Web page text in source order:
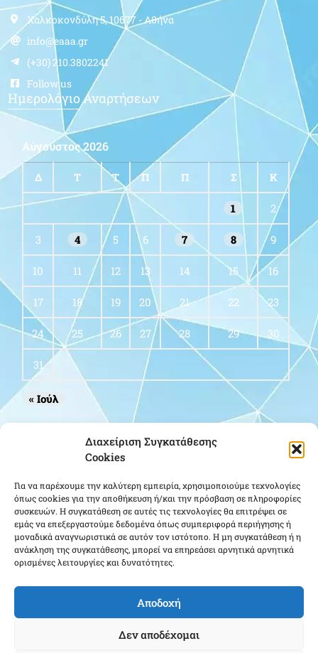
Διαχείριση Συγκατάθεσης
Cookies
Για να παρέχουμε την καλύτερη εμπειρία, χρησιμοποιούμε τεχνολογίες
όπως cookies για την αποθήκευση ή/και την πρόσβαση σε πληροφορίες
συσκευών. Η συγκατάθεση σε αυτές τις τεχνολογίες θα επιτρέψει σε
εμάς να επεξεργαστούμε δεδομένα όπως συμπεριφορά περιήγησης ή
μοναδικά αναγνωριστικά σε αυτόν τον ιστότοπο. Η μη συγκατάθεση ή η
ανάκληση της συγκατάθεσης, μπορεί να επηρεάσει αρνητικά αρνητικά
ορισμένες λειτουργίες και δυνατότητες.
Αποδοχή
Δεν αποδέχομαι
Χαλκοκονδύλη 5, 10677 - Αθήνα
info@eaaa.gr
(+30) 210.3802241
Follow us
Ημερολόγιο Αναρτήσεων
Αύγουστος 2026
Δ Τ Τ Π Π Σ Κ
1 2
3 4 5 6 7 8 9
10 11 12 13 14 15 16
17 18 19 20 21 22 23
24 25 26 27 28 29 30
31
« Ιούλ
Οδηγίες για GPS
Κάντε κλικ για να αποδεχτείτε cookies
ενεργοποιήσετε αυτό το περιεχόμενο